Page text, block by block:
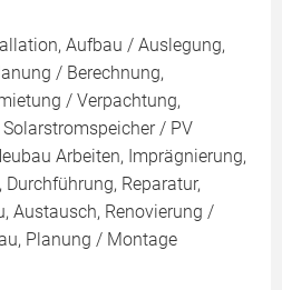
Aufbau / Auslegung,
/ Berechnung,
/ Verpachtung,
/ PV
Arbeiten, Imprägnierung,
Reparatur,
Austausch, Renovierung /
Planung / Montage